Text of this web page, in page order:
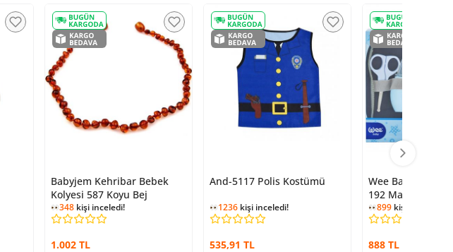
Babyjem Kehribar Bebek
Kolyesi 587 Koyu Bej
348 kişi inceledi!
1.002 TL
And-5117 Polis Kostümü
1236 kişi inceledi!
535,91 TL
Wee Baby Bebek
192 Mavi
899 kişi inceledi!
888 TL